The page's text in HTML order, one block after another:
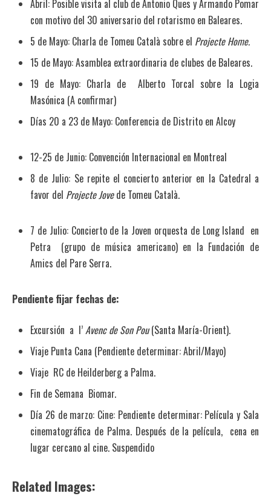
Abril: Posible visita al club de Antonio Ques y Armando Pomar
con motivo del 30 aniversario del rotarismo en Baleares.
5 de Mayo: Charla de Tomeu Català sobre el Projecte Home.
15 de Mayo: Asamblea extraordinaria de clubes de Baleares.
19 de Mayo: Charla de Alberto Torcal sobre la Logia
Masónica (A confirmar)
Días 20 a 23 de Mayo: Conferencia de Distrito en Alcoy
12-25 de Junio: Convención Internacional en Montreal
8 de Julio: Se repite el concierto anterior en la Catedral a
favor del Projecte Jovede Tomeu Català.
7 de Julio: Concierto de la Joven orquesta de Long Island en
Petra (grupo de música americano) en la Fundación de
Amics del Pare Serra.
Pendiente fijar fechas de:
Excursión a l’Avenc de Son Pou(Santa María-Orient).
Viaje Punta Cana (Pendiente determinar: Abril/Mayo)
Viaje RC de Heilderberg a Palma.
Fin de Semana Biomar.
Día 26 de marzo: Cine: Pendiente determinar: Película y Sala
cinematográfica de Palma. Después de la película, cena en
lugar cercano al cine. Suspendido
Related Images: